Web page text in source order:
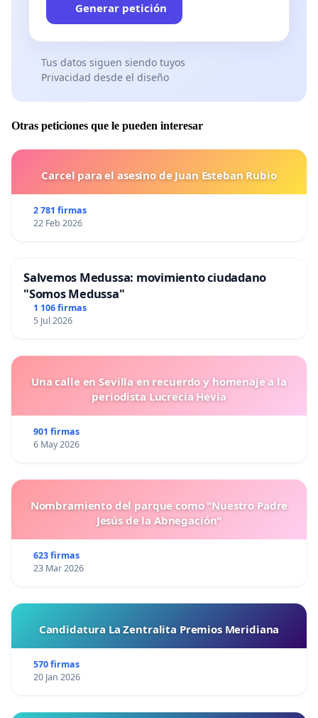
Generar petición
Tus datos siguen siendo tuyos
Privacidad desde el diseño
Otras peticiones que le pueden interesar
Carcel para el asesino de Juan Esteban Rubio
2 781 firmas
22 Feb 2026
Salvemos Medussa: movimiento ciudadano
"Somos Medussa"
1 106 firmas
5 Jul 2026
Una calle en Sevilla en recuerdo y homenaje a la
periodista Lucrecia Hevia
901 firmas
6 May 2026
Nombramiento del parque como "Nuestro Padre
Jesús de la Abnegación"
623 firmas
23 Mar 2026
Candidatura La Zentralita Premios Meridiana
570 firmas
20 Jan 2026